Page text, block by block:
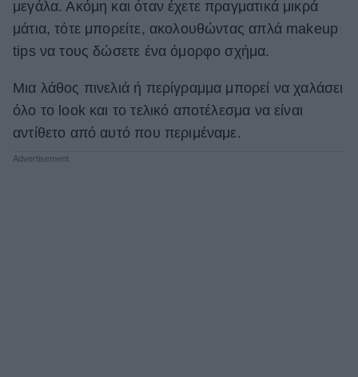
Green
Αφιερώματα
ΒΟΞ
μεγάλα. Ακόμη και όταν έχετε πραγματικά μικρά
μάτια, τότε μπορείτε, ακολουθώντας απλά makeup
tips να τους δώσετε ένα όμορφο σχήμα.
Μια λάθος πινελιά ή περίγραμμα μπορεί να χαλάσει
όλο το look και το τελικό αποτέλεσμα να είναι
αντίθετο από αυτό που περιμέναμε.